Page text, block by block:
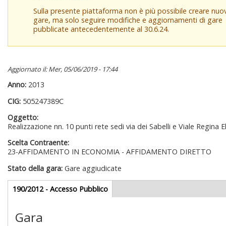
Sulla presente piattaforma non è più possibile creare
gare, ma solo seguire modifiche e aggiornamenti di gare
pubblicate antecedentemente al 30.6.24.
Aggiornato il: Mer, 05/06/2019 - 17:44
Anno: 2013
CIG: 505247389C
Oggetto:
Realizzazione nn. 10 punti rete sedi via dei Sabelli e Viale Regina
Scelta Contraente:
23-AFFIDAMENTO IN ECONOMIA - AFFIDAMENTO DIRETTO
Stato della gara: Gare aggiudicate
Gare appalti
190/2012 - Accesso Pubblico(scheda
attiva)
Gara